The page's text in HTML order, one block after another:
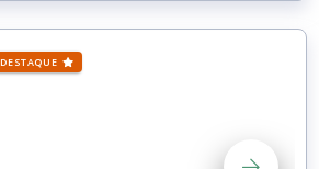
DESTAQUE